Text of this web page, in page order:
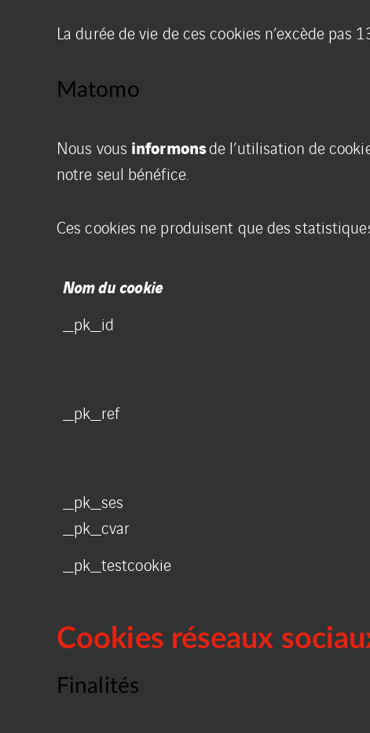
La durée de vie de ces cookies n’excède pas
Matomo
Nous vous informonsde l’utilisation de
notre seul bénéfice.
Ces cookies ne produisent que des
Nom du cookie
_pk_id
_pk_ref
_pk_ses
_pk_cvar
_pk_testcookie
Cookies réseaux
Finalités